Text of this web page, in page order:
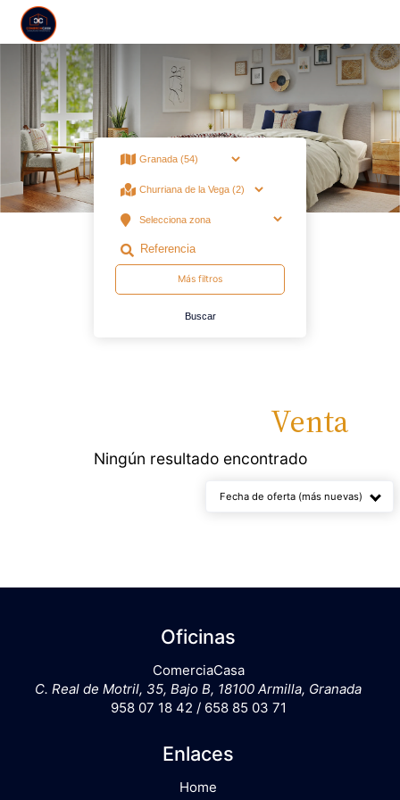
Venta en Granada Churriana de la Vega · Finca Finca Rústica
Más filtros
Buscar
Venta
Ningún resultado encontrado
Fecha de oferta (más nuevas)
Enlaces
Home
Oficinas
ComerciaCasa
C. Real de Motril, 35, Bajo B, 18100 Armilla, Granada
958 07 18 42 / 658 85 03 71